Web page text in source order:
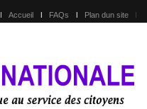
Accueil FAQs Plan dun site